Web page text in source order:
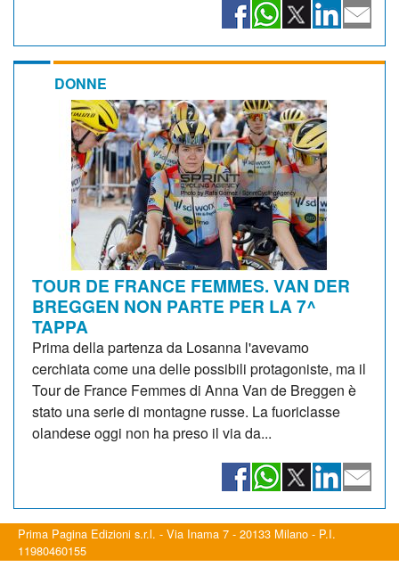
DONNE
TOUR DE FRANCE FEMMES. VAN DER
BREGGEN NON PARTE PER LA 7^
TAPPA
Prima della partenza da Losanna l'avevamo
cerchiata come una delle possibili protagoniste, ma il
Tour de France Femmes di Anna Van de Breggen è
stato una serie di montagne russe. La fuoriclasse
olandese oggi non ha preso il via da...
Prima Pagina Edizioni s.r.l. - Via Inama 7 - 20133 Milano - P.I.
11980460155